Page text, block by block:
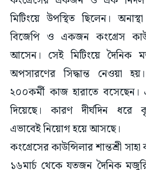
মিটিংয়ে উপস্থিত ছিলেন।
বিজেপি ও একজন কংগ্রেস
আসেন। সেই মিটিংয়ে দৈনিক
অপসারণের সিদ্ধান্ত নেওয়া
২০০কর্মী কাজ হারাতে বসেছেন।
দিয়েছে। কারণ দীর্ঘদিন
এভাবেই নিয়োগ হয়ে আসছে।
কংগ্রেসের কাউন্সিলার শান্তশ্রী
১৬মার্চ থেকে যতজন দৈনিক